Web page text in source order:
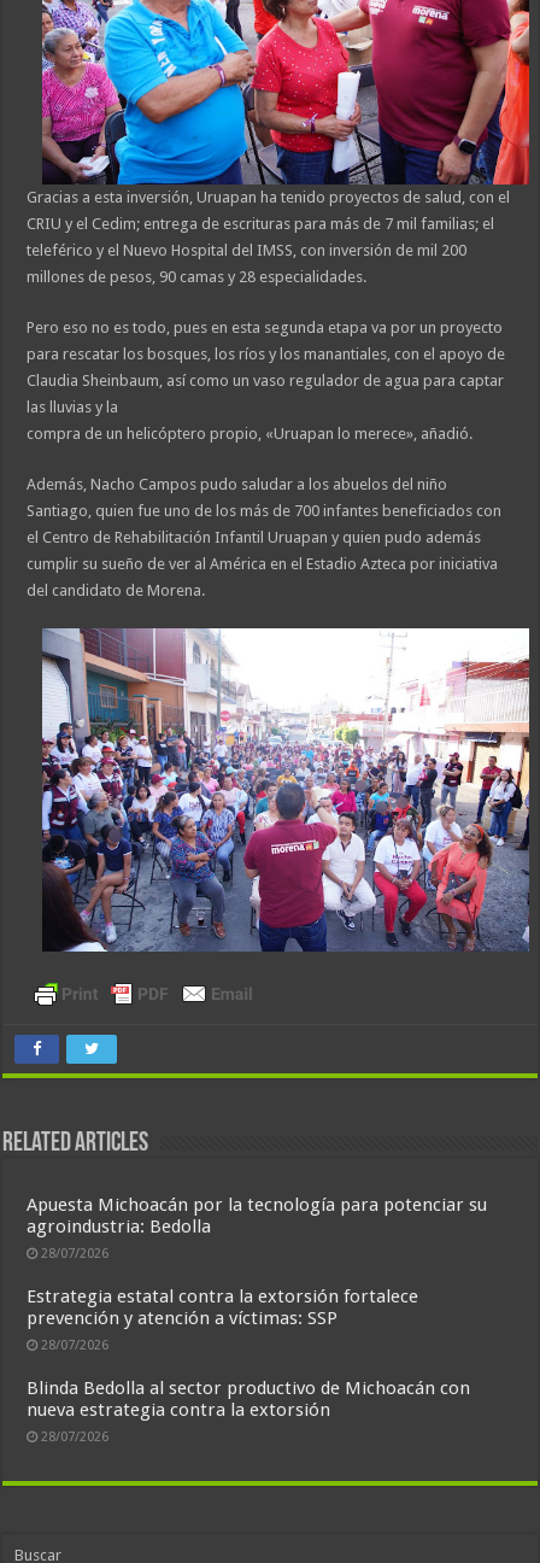
Gracias a esta inversión, Uruapan ha tenido proyectos de salud, con el
CRIU y el Cedim; entrega de escrituras para más de 7 mil familias; el
teleférico y el Nuevo Hospital del IMSS, con inversión de mil 200
millones de pesos, 90 camas y 28 especialidades.
Pero eso no es todo, pues en esta segunda etapa va por un proyecto
para rescatar los bosques, los ríos y los manantiales, con el apoyo de
Claudia Sheinbaum, así como un vaso regulador de agua para captar
las lluvias y la
compra de un helicóptero propio, «Uruapan lo merece», añadió.
Además, Nacho Campos pudo saludar a los abuelos del niño
Santiago, quien fue uno de los más de 700 infantes beneficiados con
el Centro de Rehabilitación Infantil Uruapan y quien pudo además
cumplir su sueño de ver al América en el Estadio Azteca por iniciativa
del candidato de Morena.
Related Articles
Apuesta Michoacán por la tecnología para potenciar su
agroindustria: Bedolla
28/07/2026
Estrategia estatal contra la extorsión fortalece
prevención y atención a víctimas: SSP
28/07/2026
Blinda Bedolla al sector productivo de Michoacán con
nueva estrategia contra la extorsión
28/07/2026
Buscar